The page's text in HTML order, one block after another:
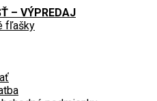
– VÝPREDAJ
fľašky